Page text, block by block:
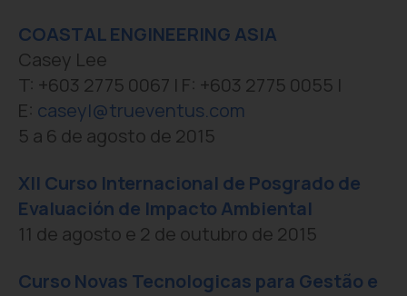
COASTAL ENGINEERING ASIA
Casey Lee
T: +603 2775 0067 | F: +603 2775 0055 |
E: caseyl@trueventus.com
5 a 6 de agosto de 2015
XII Curso Internacional de Posgrado de
Evaluación de Impacto Ambiental
11 de agosto e 2 de outubro de 2015
Curso Novas Tecnologicas para Gestão e